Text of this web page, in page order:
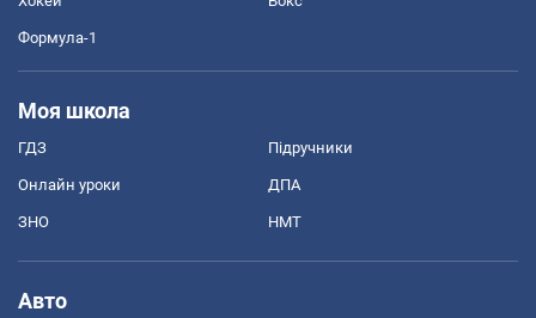
Формула-1
Моя школа
ГДЗ Підручники
Онлайн уроки ДПА
ЗНО НМТ
Авто